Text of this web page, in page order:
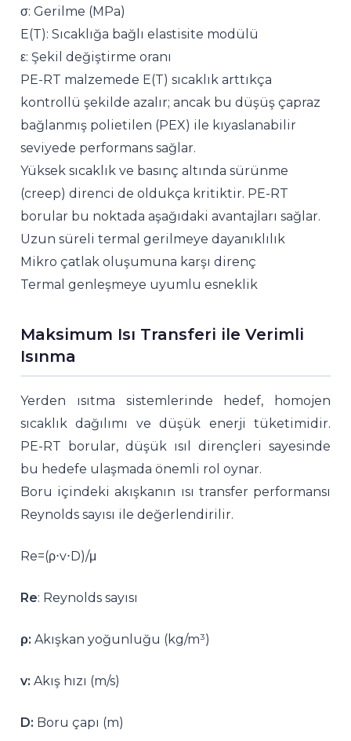
σ: Gerilme (MPa)
E(T): Sıcaklığa bağlı elastisite modülü
ε: Şekil değiştirme oranı
PE-RT malzemede E(T) sıcaklık arttıkça
kontrollü şekilde azalır; ancak bu düşüş çapraz
bağlanmış polietilen (PEX) ile kıyaslanabilir
seviyede performans sağlar.
Yüksek sıcaklık ve basınç altında sürünme
(creep) direnci de oldukça kritiktir. PE-RT
borular bu noktada aşağıdaki avantajları sağlar.
Uzun süreli termal gerilmeye dayanıklılık
Mikro çatlak oluşumuna karşı direnç
Termal genleşmeye uyumlu esneklik
Maksimum Isı Transferi ile Verimli
Isınma
Yerden ısıtma sistemlerinde hedef, homojen
sıcaklık dağılımı ve düşük enerji tüketimidir.
PE-RT borular, düşük ısıl dirençleri sayesinde
bu hedefe ulaşmada önemli rol oynar.
Boru içindeki akışkanın ısı transfer performansı
Reynolds sayısı ile değerlendirilir.
Re=(ρ⋅v⋅D)/μ
Re: Reynolds sayısı
ρ: Akışkan yoğunluğu (kg/m³)
v: Akış hızı (m/s)
D: Boru çapı (m)